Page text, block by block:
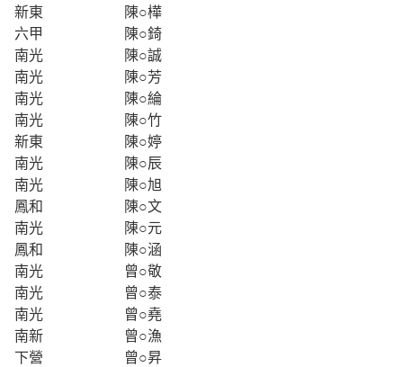
新東
陳○樺
六甲
陳○錡
南光
陳○誠
南光
陳○芳
南光
陳○綸
南光
陳○竹
新東
陳○婷
南光
陳○辰
南光
陳○旭
鳳和
陳○文
南光
陳○元
鳳和
陳○涵
南光
曾○敬
南光
曾○泰
南光
曾○堯
南新
曾○漁
下營
曾○昇